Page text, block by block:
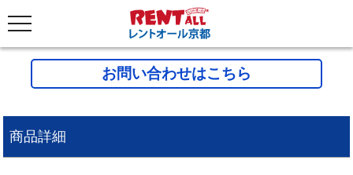
お問い合わせはこちら
商品詳細